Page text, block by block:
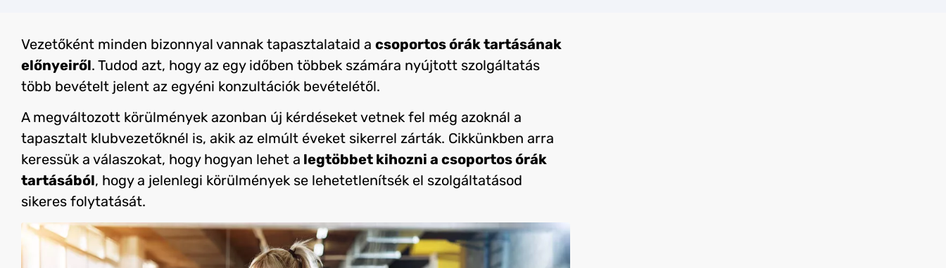
Vezetőként minden bizonnyal vannak tapasztalataid a csoportos órák tartásának
előnyeiről. Tudod azt, hogy az egy időben többek számára nyújtott szolgáltatás
több bevételt jelent az egyéni konzultációk bevételétől.
A megváltozott körülmények azonban új kérdéseket vetnek fel még azoknál a
tapasztalt klubvezetőknél is, akik az elmúlt éveket sikerrel zárták. Cikkünkben arra
keressük a válaszokat, hogy hogyan lehet a legtöbbet kihozni a csoportos órák
tartásából, hogy a jelenlegi körülmények se lehetetlenítsék el szolgáltatásod
sikeres folytatását.